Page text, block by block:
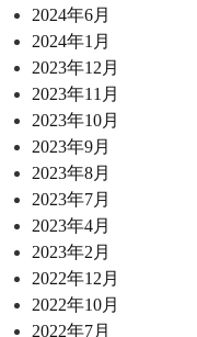
2024年6月
2024年1月
2023年12月
2023年11月
2023年10月
2023年9月
2023年8月
2023年7月
2023年4月
2023年2月
2022年12月
2022年10月
2022年7月